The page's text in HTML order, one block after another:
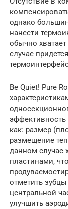
однако
нанести
обычно
случае
Be Quiet! Pure
эффективность
как: размер
размещение
данном случае
пластинами,
отметить
центральной
улучшить